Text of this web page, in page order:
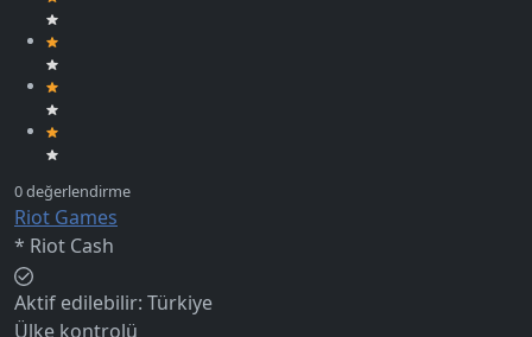
Riot Games
* Riot Cash
Aktif edilebilir: Türkiye
Ülke kontrolü